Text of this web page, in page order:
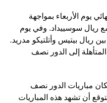
يوم الأربعاء بمواجهة
مع ريال سوسييداد. وفي يوم
ريال بيتيس وأتلتيكو مدريد.
إلى الدور نصف
مباريات الدور نصف
يتوقع أن تشهد هذه المباريات